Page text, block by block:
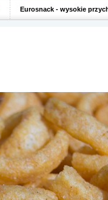
Eurosnack - wysokie